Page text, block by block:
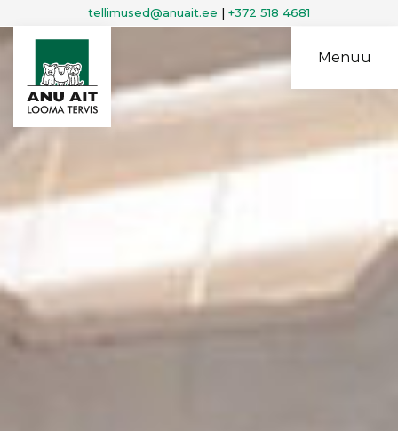
tellimused@anuait.ee | +372 518 4681
Menüü